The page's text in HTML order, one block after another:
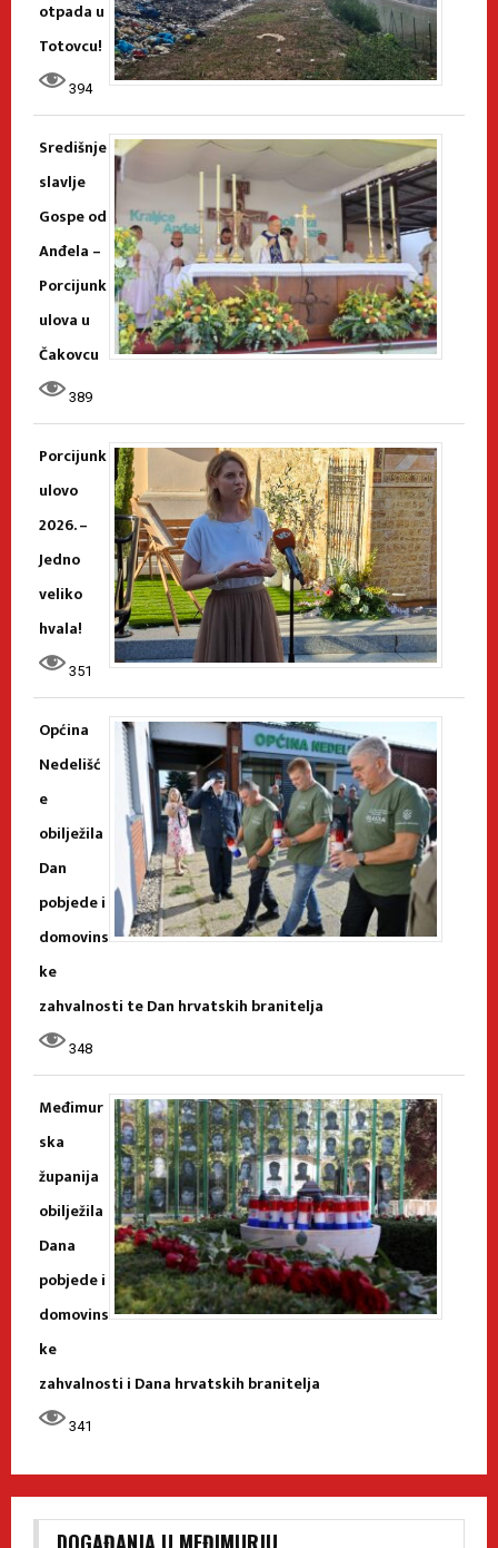
otpada u
Totovcu!
394
Središnje
slavlje
Gospe od
Anđela –
Porcijunk
ulova u
Čakovcu
389
Porcijunk
ulovo
2026. –
Jedno
veliko
hvala!
351
Općina
Nedelišć
e
obilježila
Dan
pobjede i
domovins
ke
zahvalnosti te Dan hrvatskih branitelja
348
Međimur
ska
županija
obilježila
Dana
pobjede i
domovins
ke
zahvalnosti i Dana hrvatskih branitelja
341
DOGAĐANJA U MEĐIMURJU